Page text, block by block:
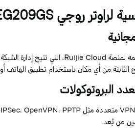
لراوترروجي
لمنصة RuijieCloud ، التي تتيح إدارة
الثابتة من أي مكان باستخدام تطبيق الهاتف
البروتوكولات
VPNمتعددة مثل IPSec،OpenVPN،PPTP
عن بُعد.